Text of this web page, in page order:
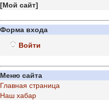
[Мой сайт]
Форма входа
Войти
Меню сайта
Главная страница
Наш хабар